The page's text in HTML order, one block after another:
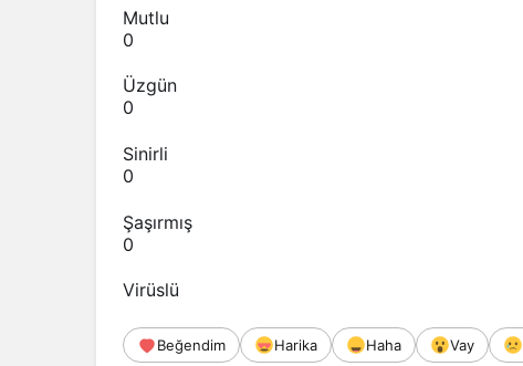
Mutlu
0
Üzgün
0
Sinirli
0
Şaşırmış
0
Virüslü
Beğendim Harika Haha Vay